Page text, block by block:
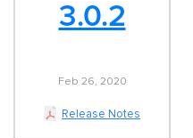
3.0.2
Feb 26, 2020
Release Notes